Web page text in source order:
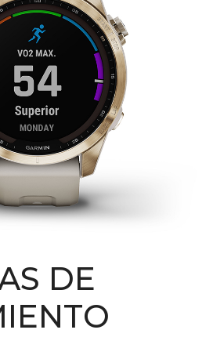
DE